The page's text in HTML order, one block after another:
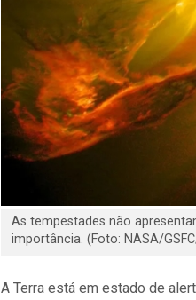
As tempestades não
importância. (Foto: NASA/
A Terra está em estado de